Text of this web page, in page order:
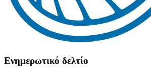
Ενημερωτικό δελτίο